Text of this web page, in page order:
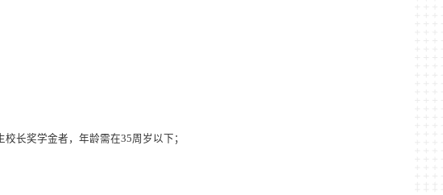
校长奖学金者，年龄需在35周岁以下；